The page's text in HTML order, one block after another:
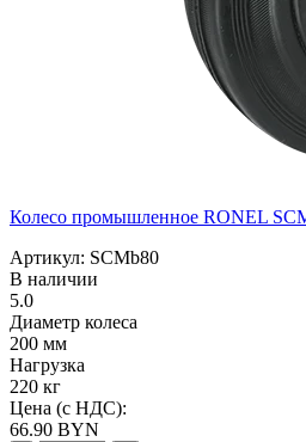
Колесо промышленное RONEL
Артикул: SCMb80
В наличии
5.0
Диаметр колеса
200 мм
Нагрузка
220 кг
Цена (с НДС):
66.90 BYN